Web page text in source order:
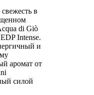
в
di Giò
Intense.
и
аромат от
силой